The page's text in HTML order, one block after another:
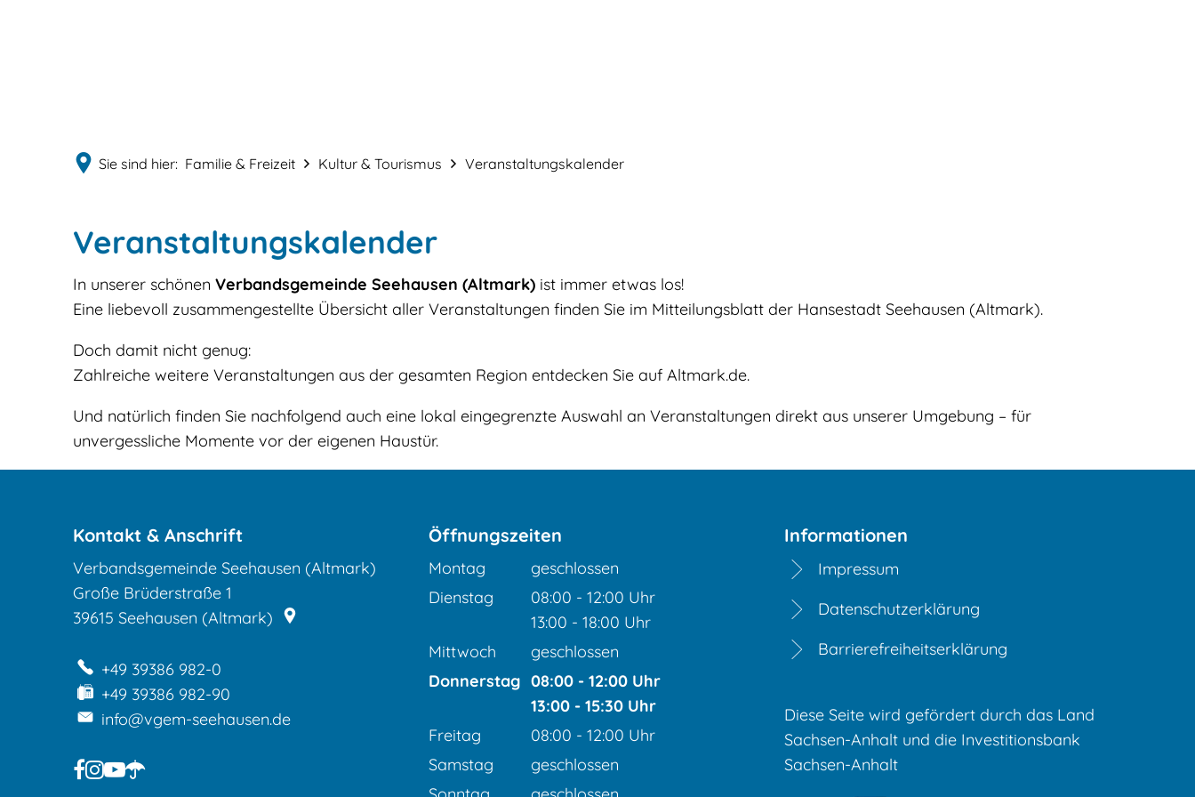
Sie sind hier: Familie & Freizeit Kultur & Tourismus Veranstaltungskalender
Veranstaltungskalender
In unserer schönen Verbandsgemeinde Seehausen (Altmark) ist immer etwas los!
Eine liebevoll zusammengestellte Übersicht aller Veranstaltungen finden Sie im Mitteilungsblatt der Hansestadt Seehausen (Altmark).
Doch damit nicht genug:
Zahlreiche weitere Veranstaltungen aus der gesamten Region entdecken Sie auf Altmark.de.
Und natürlich finden Sie nachfolgend auch eine lokal eingegrenzte Auswahl an Veranstaltungen direkt aus unserer Umgebung – für
unvergessliche Momente vor der eigenen Haustür.
Kontakt & Anschrift
Verbandsgemeinde Seehausen (Altmark)
Große Brüderstraße 1
39615 Seehausen (Altmark)
+49 39386 982-0
+49 39386 982-90
info@vgem-seehausen.de
Öffnungszeiten
Montag
geschlossen
Dienstag
08:00 - 12:00 Uhr
Von 08:00 bis 12:00 Uhr
13:00 - 18:00 Uhr
Von 13:00 bis 18:00 Uhr
Mittwoch
geschlossen
Donnerstag 08:00 - 12:00 Uhr
Von 08:00 bis 12:00 Uhr
13:00 - 15:30 Uhr
Von 13:00 bis 15:30 Uhr
Freitag 08:00 - 12:00 Uhr
Von 08:00 bis 12:00 Uhr
Samstag
geschlossen
Informationen
Impressum
Datenschutzerklärung
Barrierefreiheitserklärung
Diese Seite wird gefördert durch das Land
Sachsen-Anhalt und die Investitionsbank
Sachsen-Anhalt